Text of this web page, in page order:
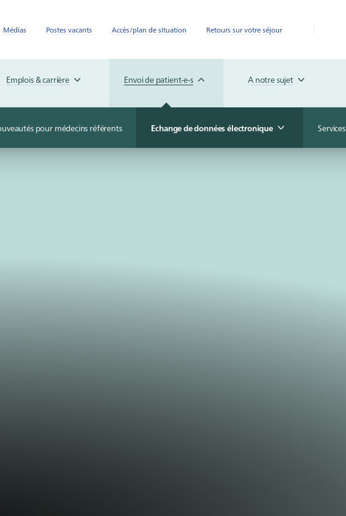
Médias Postes vacants Accès/plan de situation Retours sur votre séjour
Emplois & carrière Envoi de patient-e-s
pour médecins référents Echange de données électronique Services
A notre sujet